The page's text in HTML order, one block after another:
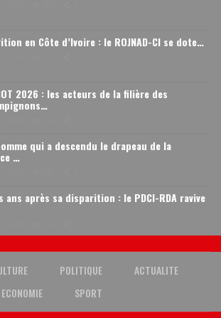
en Côte d’Ivoire : le ROJNAD-CI se dote…
2026 : les acteurs de la filière des
qui a descendu le drapeau de la
…
ans après sa disparition : le PDCI-RDA ravive
POLITIQUE
ACTUALITE
ECONOMIE
SPORT